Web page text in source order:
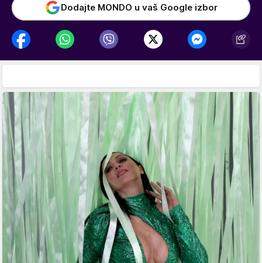
Dodajte MONDO u vaš Google izbor